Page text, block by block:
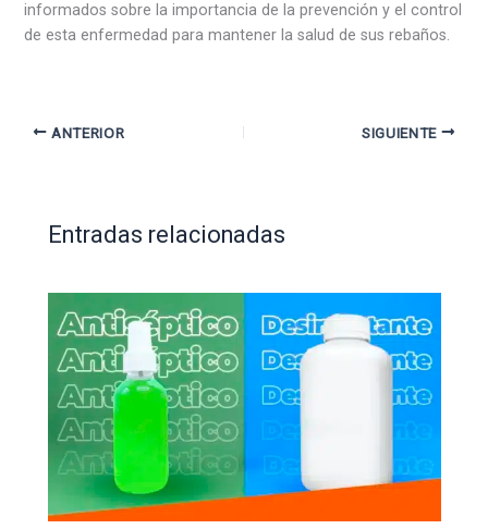
informados sobre la importancia de la prevención y el control
de esta enfermedad para mantener la salud de sus rebaños.
ANTERIOR SIGUIENTE
Entradas relacionadas